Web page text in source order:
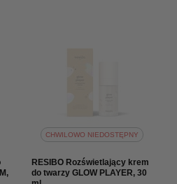
CHWILOWO NIEDOSTĘPNY
RESIBO Rozświetlający krem
do twarzy GLOW PLAYER, 30